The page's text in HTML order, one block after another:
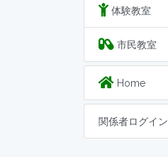
体験教室
市民教室
Home
関係者ログイン